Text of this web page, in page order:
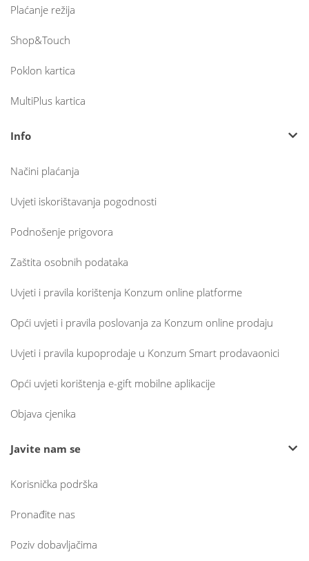
Plaćanje režija
Shop&Touch
Poklon kartica
MultiPlus kartica
Info
Načini plaćanja
Uvjeti iskorištavanja pogodnosti
Podnošenje prigovora
Zaštita osobnih podataka
Uvjeti i pravila korištenja Konzum online platforme
Opći uvjeti i pravila poslovanja za Konzum online prodaju
Uvjeti i pravila kupoprodaje u Konzum Smart prodavaonici
Opći uvjeti korištenja e-gift mobilne aplikacije
Objava cjenika
Javite nam se
Korisnička podrška
Pronađite nas
Poziv dobavljačima